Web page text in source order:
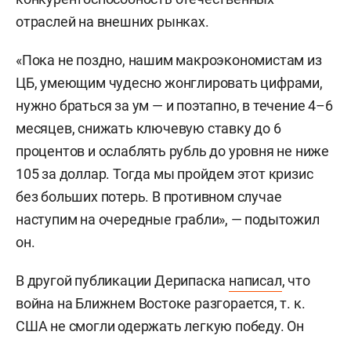
отраслей на внешних рынках.
«Пока не поздно, нашим макроэкономистам из
ЦБ, умеющим чудесно жонглировать цифрами,
нужно браться за ум — и поэтапно, в течение 4–6
месяцев, снижать ключевую ставку до 6
процентов и ослаблять рубль до уровня не ниже
105 за доллар. Тогда мы пройдем этот кризис
без больших потерь. В противном случае
наступим на очередные грабли», — подытожил
он.
В другой публикации Дерипаска написал, что
война на Ближнем Востоке разгорается, т. к.
США не смогли одержать легкую победу. Он